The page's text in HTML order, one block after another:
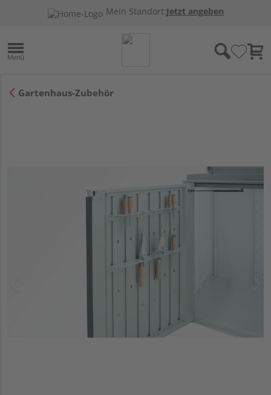
Mein Standort:Jetzt angeben
Gartenhaus-Zubehör